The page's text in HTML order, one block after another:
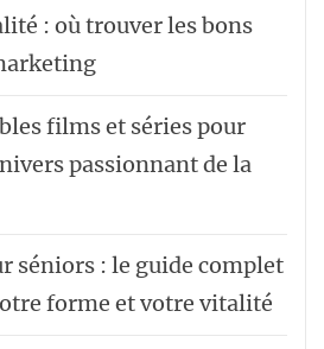
: où trouver les bons
films et séries pour
passionnant de la
séniors : le guide complet
forme et votre vitalité